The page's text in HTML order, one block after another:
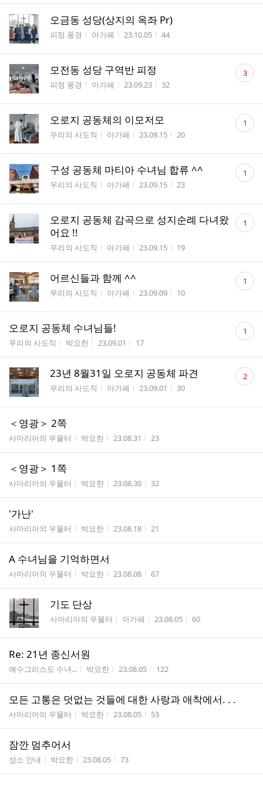
오금동 성당(상지의 옥좌 Pr)
게시판명
피정 풍경 작성자
아가페 작성시간
23.10.05 조회수
44
모전동 성당 구역반 피정
게시판명
피정 풍경 작성자
아가페 작성시간
23.09.23 조회수
32
댓
글 3
오로지 공동체의 이모저모
게시판명
우리의 사도직 작성자
아가페 작성시간
23.09.15 조회수
20
댓
글 1
구성 공동체 마티아 수녀님 합류 ^^
게시판명
우리의 사도직 작성자
아가페 작성시간
23.09.15 조회수
23
댓
글 1
오로지 공동체 감곡으로 성지순례 다녀왔
어요 !!
게시판명
우리의 사도직 작성자
아가페 작성시간
23.09.15 조회수
19
댓
글 1
어르신들과 함께 ^^
게시판명
우리의 사도직 작성자
아가페 작성시간
23.09.09 조회수
10
댓
글 1
오로지 공동체 수녀님들!
게시판명
우리의 사도직 작성자
박요한 작성시간
23.09.01 조회수
17
댓
글 1
23년 8월31일 오로지 공동체 파견
게시판명
우리의 사도직 작성자
아가페 작성시간
23.09.01 조회수
30
댓
글 2
＜영광＞ 2쪽
게시판명
사마리아의 우물터 작성자
박요한 작성시간
23.08.31 조회수
23
＜영광＞ 1쪽
게시판명
사마리아의 우물터 작성자
박요한 작성시간
23.08.30 조회수
32
'가난'
게시판명
사마리아의 우물터 작성자
박요한 작성시간
23.08.18 조회수
21
A 수녀님을 기억하면서
게시판명
사마리아의 우물터 작성자
박요한 작성시간
23.08.08 조회수
67
기도 단상
게시판명
사마리아의 우물터 작성자
아가페 작성시간
23.08.05 조회수
60
Re: 21년 종신서원
게시판명
예수그리스도 수녀... 작성자
박요한 작성시간
23.08.05 조회수
122
모든 고통은 덧없는 것들에 대한 사랑과 애착에서. . .
게시판명
사마리아의 우물터 작성자
박요한 작성시간
23.08.05 조회수
53
잠깐 멈추어서
게시판명
성소 안내 작성자
박요한 작성시간
23.08.05 조회수
73